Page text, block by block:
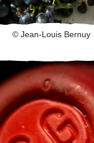
© Jean-Louis Bernuy